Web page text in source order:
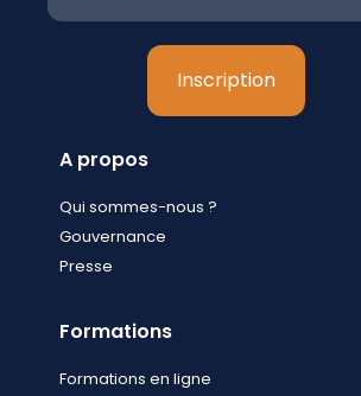
A propos
Qui sommes-nous ?
Gouvernance
Presse
Formations
Formations en ligne